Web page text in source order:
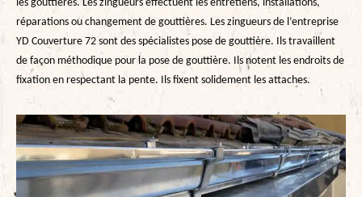
les gouttières. Les zingueurs effectuent les entretiens, installations,
réparations ou changement de gouttières. Les zingueurs de l’entreprise
YD Couverture 72 sont des spécialistes pose de gouttière. Ils travaillent
de façon méthodique pour la pose de gouttière. Ils notent les endroits de
fixation en respectant la pente. Ils fixent solidement les attaches.